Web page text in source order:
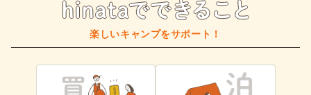
楽しいキャンプをサポート！